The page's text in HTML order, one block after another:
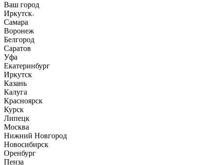
Ваш город
Иркутск
Самара
Воронеж
Белгород
Саратов
Уфа
Екатеринбург
Иркутск
Казань
Калуга
Красноярск
Курск
Липецк
Москва
Нижний Новгород
Новосибирск
Оренбург
Пенза